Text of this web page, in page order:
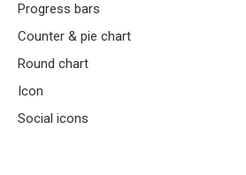
Progress bars
Counter & pie chart
Round chart
Icon
Social icons